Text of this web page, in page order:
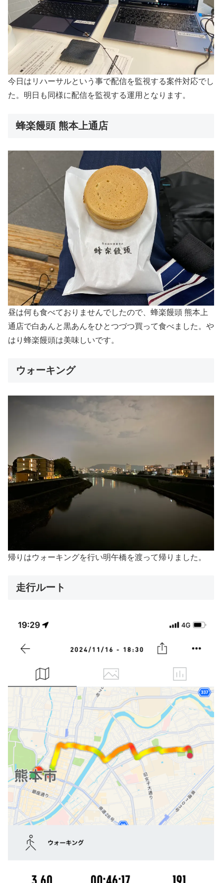
今日はリハーサルという事で配信を監視する案件対応でし
た。明日も同様に配信を監視する運用となります。
蜂楽饅頭 熊本上通店
昼は何も食べておりませんでしたので、蜂楽饅頭 熊本上
通店で白あんと黒あんをひとつづつ買って食べました。や
はり蜂楽饅頭は美味しいです。
ウォーキング
帰りはウォーキングを行い明午橋を渡って帰りました。
走行ルート